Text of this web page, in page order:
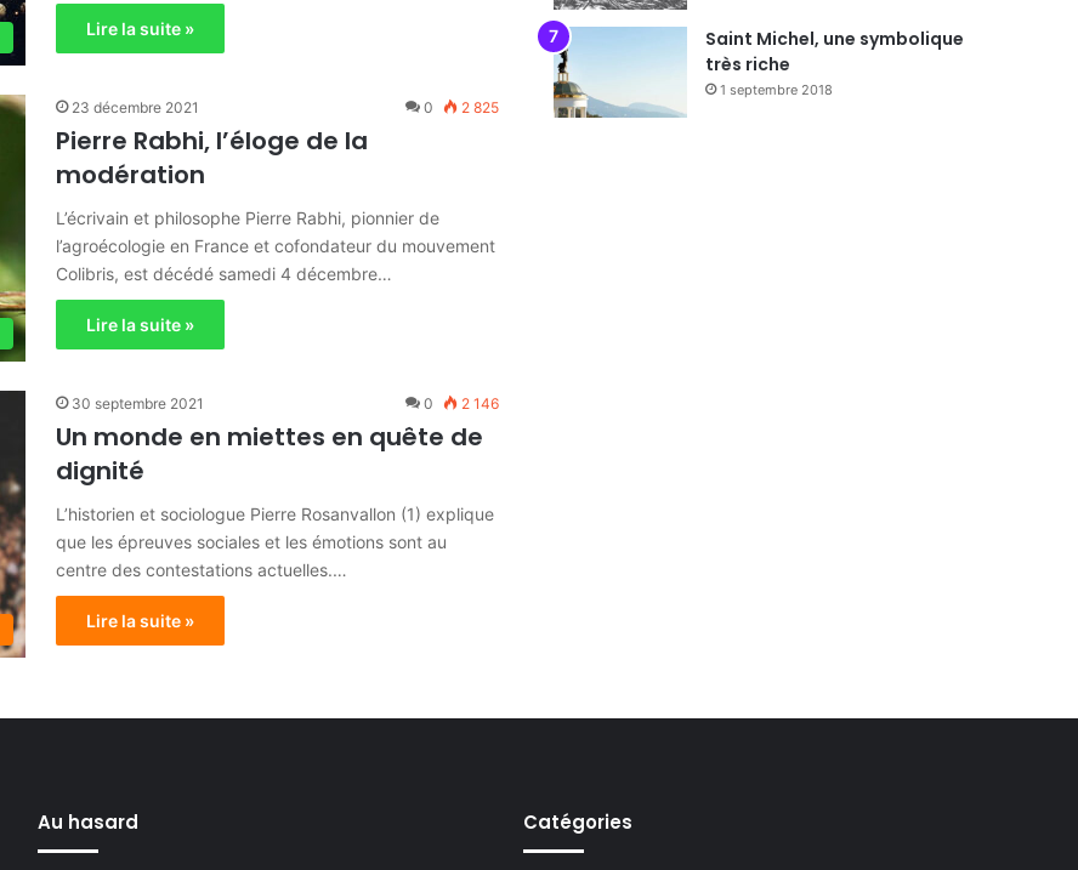
Lire la suite »
23 décembre 2021 0 2 825
Pierre Rabhi, l’éloge de la
modération
L’écrivain et philosophe Pierre Rabhi, pionnier de
l’agroécologie en France et cofondateur du mouvement
Colibris, est décédé samedi 4 décembre…
Lire la suite »
30 septembre 2021 0 2 146
Un monde en miettes en quête de
dignité
L’historien et sociologue Pierre Rosanvallon (1) explique
que les épreuves sociales et les émotions sont au
centre des contestations actuelles.…
Lire la suite »
Saint Michel, une symbolique
très riche
1 septembre 2018
Au hasard Catégories